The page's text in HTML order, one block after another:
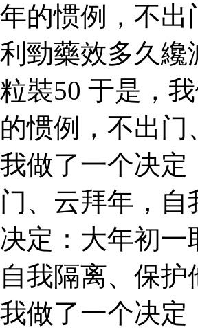
年的惯例，不出
利勁藥效多久纔
粒裝50 于是，
的惯例，不出
我做了一个决定
门、云拜年，
决定：大年初
自我隔离、保护
我做了一个决定